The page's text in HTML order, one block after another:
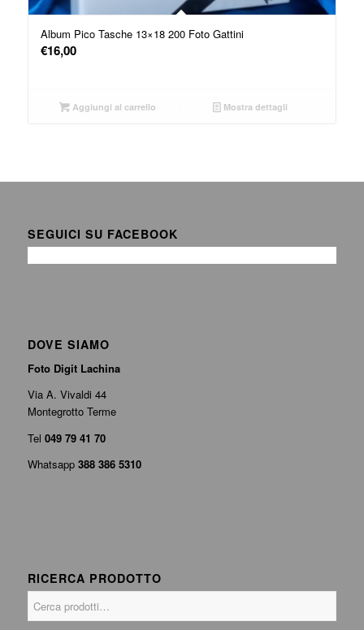
Album Pico Tasche 13×18 200 Foto Gattini
€16,00
Aggiungi al carrello Mostra dettagli
SEGUICI SU FACEBOOK
DOVE SIAMO
Foto Digit Lachina
Via A. Vivaldi 44
Montegrotto Terme
Tel 049 79 41 70
Whatsapp388 386 5310
RICERCA PRODOTTO